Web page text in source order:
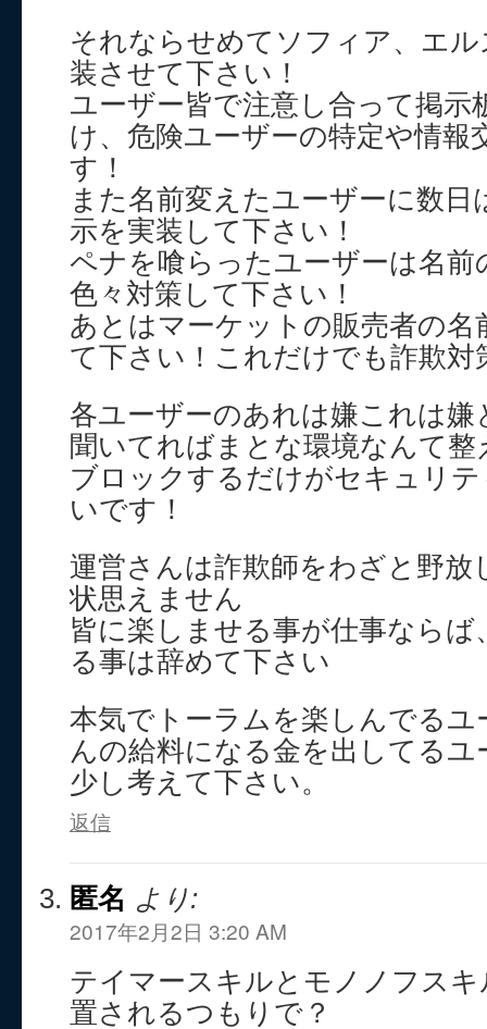
それならせめてソフィア、エ
装させて下さい！
ユーザー皆で注意し合って掲示
け、危険ユーザーの特定や情報
す！
また名前変えたユーザーに数
示を実装して下さい！
ペナを喰らったユーザーは名前
色々対策して下さい！
あとはマーケットの販売者の
て下さい！これだけでも詐欺対
各ユーザーのあれは嫌これは
聞いてればまとな環境なんて
ブロックするだけがセキュリ
いです！
運営さんは詐欺師をわざと野
状思えません
皆に楽しませる事が仕事ならば
る事は辞めて下さい
本気でトーラムを楽しんでるユ
んの給料になる金を出してる
少し考えて下さい。
返信
匿名 より:
2017年2月2日 3:20 AM
テイマースキルとモノノフス
置されるつもりで？